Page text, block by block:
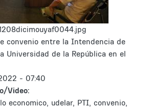
convenio entre la Intendencia de
Universidad de la República en el
- 07:40
Video:
economico, udelar, PTI, convenio,